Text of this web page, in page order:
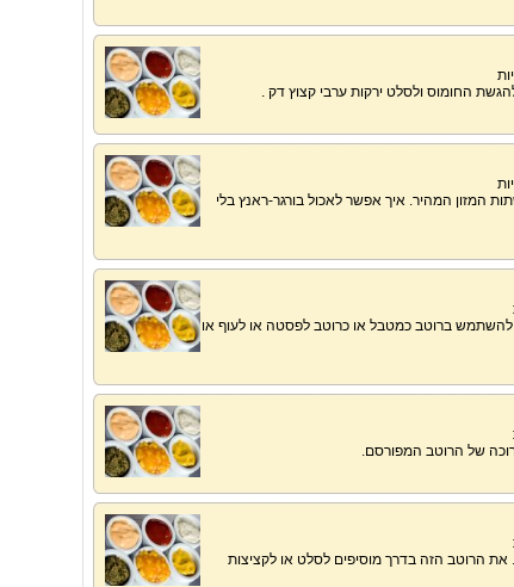
החומוס ולסלט ירקות ערבי קצוץ דק .
המזון המהיר. איך אפשר לאכול בורגר-ראנץ בלי
ברוטב כמטבל או כרוטב לפסטה או לעוף או
של הרוטב המפורסם.
את הרוטב הזה בדרך מוסיפים לסלט או לקציצות